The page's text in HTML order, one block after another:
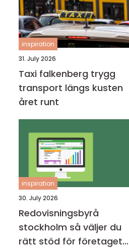
inspiration
31. July 2026
Taxi falkenberg trygg
transport längs kusten
året runt
inspiration
30. July 2026
Redovisningsbyrå
stockholm så väljer du
rätt stöd för företagets